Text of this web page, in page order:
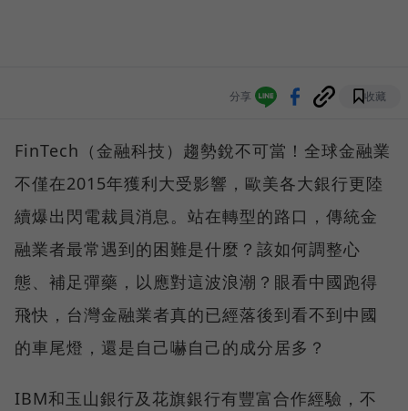
分享 收藏
FinTech（金融科技）趨勢銳不可當！全球金融業
不僅在2015年獲利大受影響，歐美各大銀行更陸
續爆出閃電裁員消息。站在轉型的路口，傳統金
融業者最常遇到的困難是什麼？該如何調整心
態、補足彈藥，以應對這波浪潮？眼看中國跑得
飛快，台灣金融業者真的已經落後到看不到中國
的車尾燈，還是自己嚇自己的成分居多？
IBM和玉山銀行及花旗銀行有豐富合作經驗，不